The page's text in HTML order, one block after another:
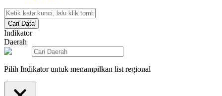
Cari Data
Indikator
Daerah
Pilih Indikator untuk menampilkan list regional